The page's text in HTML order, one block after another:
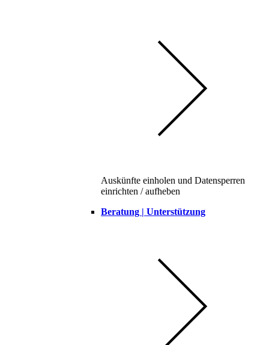
Auskünfte einholen und Datensperren
einrichten / aufheben
Beratung | Unterstützung